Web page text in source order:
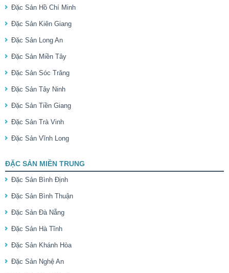
Đặc Sản Hồ Chí Minh
Đặc Sản Kiên Giang
Đặc Sản Long An
Đặc Sản Miền Tây
Đặc Sản Sóc Trăng
Đặc Sản Tây Ninh
Đặc Sản Tiền Giang
Đặc Sản Trà Vinh
Đặc Sản Vĩnh Long
ĐẶC SẢN MIỀN TRUNG
Đặc Sản Bình Định
Đặc Sản Bình Thuận
Đặc Sản Đà Nẵng
Đặc Sản Hà Tĩnh
Đặc Sản Khánh Hòa
Đặc Sản Nghệ An